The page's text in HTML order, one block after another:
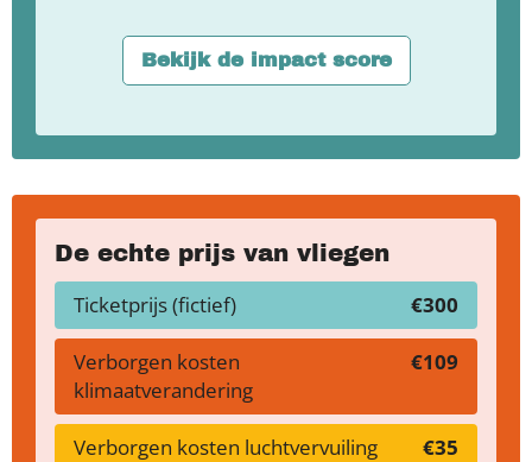
Bekijk de impact score
De echte prijs van vliegen
Ticketprijs (fictief) €300
Verborgen kosten
klimaatverandering
€109
Verborgen kosten luchtvervuiling €35